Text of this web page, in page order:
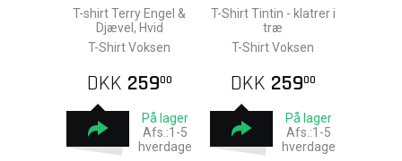
T-shirt Terry Engel &
Djævel, Hvid
T-Shirt Voksen
DKK 25900
På lager
Afs.:1-5
hverdage
T-Shirt Tintin - klatrer i
træ
T-Shirt Voksen
DKK 25900
På lager
Afs.:1-5
hverdage